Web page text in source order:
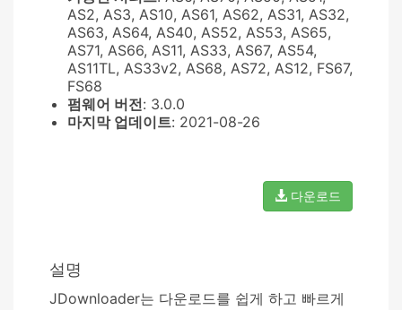
AS2, AS3, AS10, AS61, AS62, AS31, AS32,
AS63, AS64, AS40, AS52, AS53, AS65,
AS71, AS66, AS11, AS33, AS67, AS54,
AS11TL, AS33v2, AS68, AS72, AS12, FS67,
FS68
펌웨어 버전: 3.0.0
마지막 업데이트: 2021-08-26
다운로드
설명
JDownloader는 다운로드를 쉽게 하고 빠르게